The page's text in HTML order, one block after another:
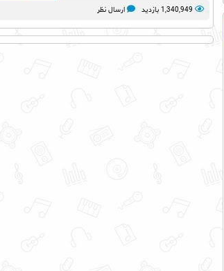
1,340,949 بازدید ارسال نظر